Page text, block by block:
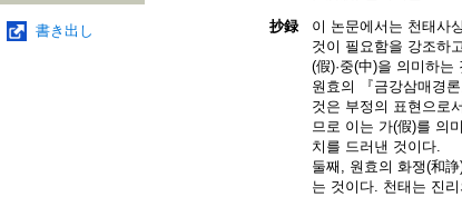
書き出し
抄録
이 논문에서는 천태사
것이 필요함을 강조하
(假)·중(中)을 의미하
원효의 『금강삼매경
것은 부정의 표현으로
므로 이는 가(假)를 의
치를 드러낸 것이다.
둘째, 원효의 화쟁(和
는 것이다. 천태는 진